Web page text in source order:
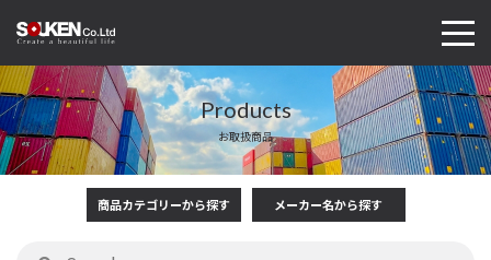
Products
お取扱商品
商品カテゴリーから探す メーカー名から探す